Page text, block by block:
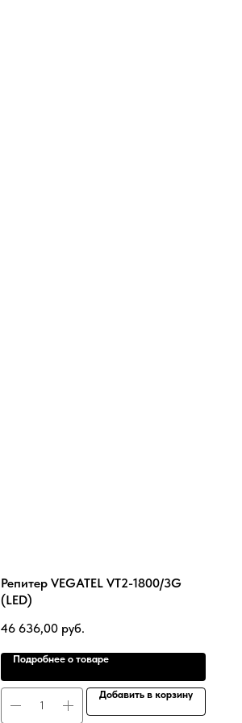
Репитер VEGATEL VT2-1800/3G
(LED)
46 636,00 руб.
Подробнее о товаре
Добавить в корзину